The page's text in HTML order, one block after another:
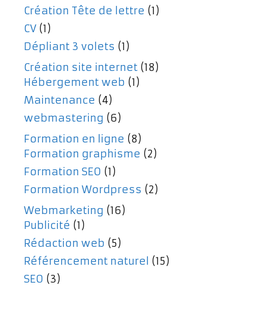
Création Tête de lettre (1)
CV (1)
Dépliant 3 volets (1)
Création site internet (18)
Hébergement web (1)
Maintenance (4)
webmastering (6)
Formation en ligne (8)
Formation graphisme (2)
Formation SEO (1)
Formation Wordpress (2)
Webmarketing (16)
Publicité (1)
Rédaction web (5)
Référencement naturel (15)
SEO (3)